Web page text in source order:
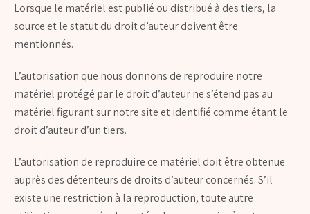
Lorsque le matériel est publié ou distribué à des tiers, la
source et le statut du droit d’auteur doivent être
mentionnés.
L’autorisation que nous donnons de reproduire notre
matériel protégé par le droit d’auteur ne s’étend pas au
matériel figurant sur notre site et identifié comme étant le
droit d’auteur d’un tiers.
L’autorisation de reproduire ce matériel doit être obtenue
auprès des détenteurs de droits d’auteur concernés. S’il
existe une restriction à la reproduction, toute autre